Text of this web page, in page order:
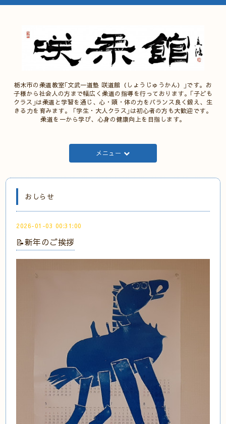
栃木市の柔道教室｢文武一道塾 咲道館（しょうじゅうかん）｣です。お
子様から社会人の方まで幅広く柔道の指導を行っております。｢子ども
クラス｣は柔道と学習を通じ、心・頭・体の力をバランス良く鍛え、生
きる力を育みます。 ｢学生・大人クラス｣は初心者の方も大歓迎です。
柔道を一から学び、心身の健康向上を目指します。
メニュー
おしらせ
2026-01-03 00:31:00
📝新年のご挨拶